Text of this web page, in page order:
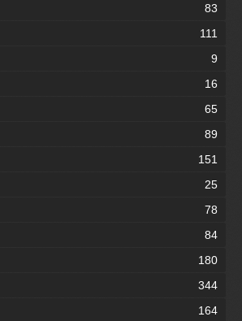
83
111
9
16
65
89
151
25
78
84
180
344
164